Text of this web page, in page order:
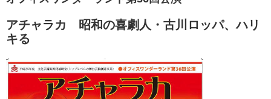
アチャラカ 昭和の喜劇人・古川ロッパ、ハリ
キる